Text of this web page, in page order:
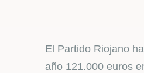
El Partido Riojano
año 121.000 euros